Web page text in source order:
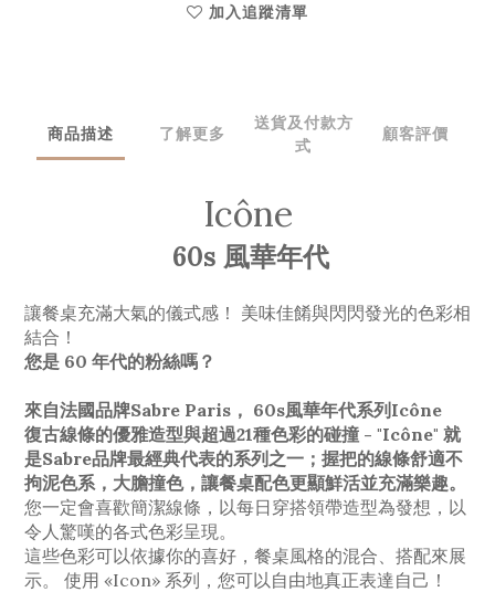
加入追蹤清單
商品描述 了解更多
送貨及付款方
式
顧客評價
Icône
60s 風華年代
讓餐桌充滿大氣的儀式感！ 美味佳餚與閃閃發光的色彩相
結合！
您是 60 年代的粉絲嗎？
來自法國品牌Sabre Paris， 60s風華年代系列Icône
復古線條的優雅造型與超過21種色彩的碰撞 - "Icône" 就
是Sabre品牌最經典代表的系列之一；握把的線條舒適不
拘泥色系，大膽撞色，讓餐桌配色更顯鮮活並充滿樂趣。
您一定會喜歡簡潔線條，以每日穿搭領帶造型為發想，以
令人驚嘆的各式色彩呈現。
這些色彩可以依據你的喜好，餐桌風格的混合、搭配來展
示。 使用 «Icon» 系列，您可以自由地真正表達自己！